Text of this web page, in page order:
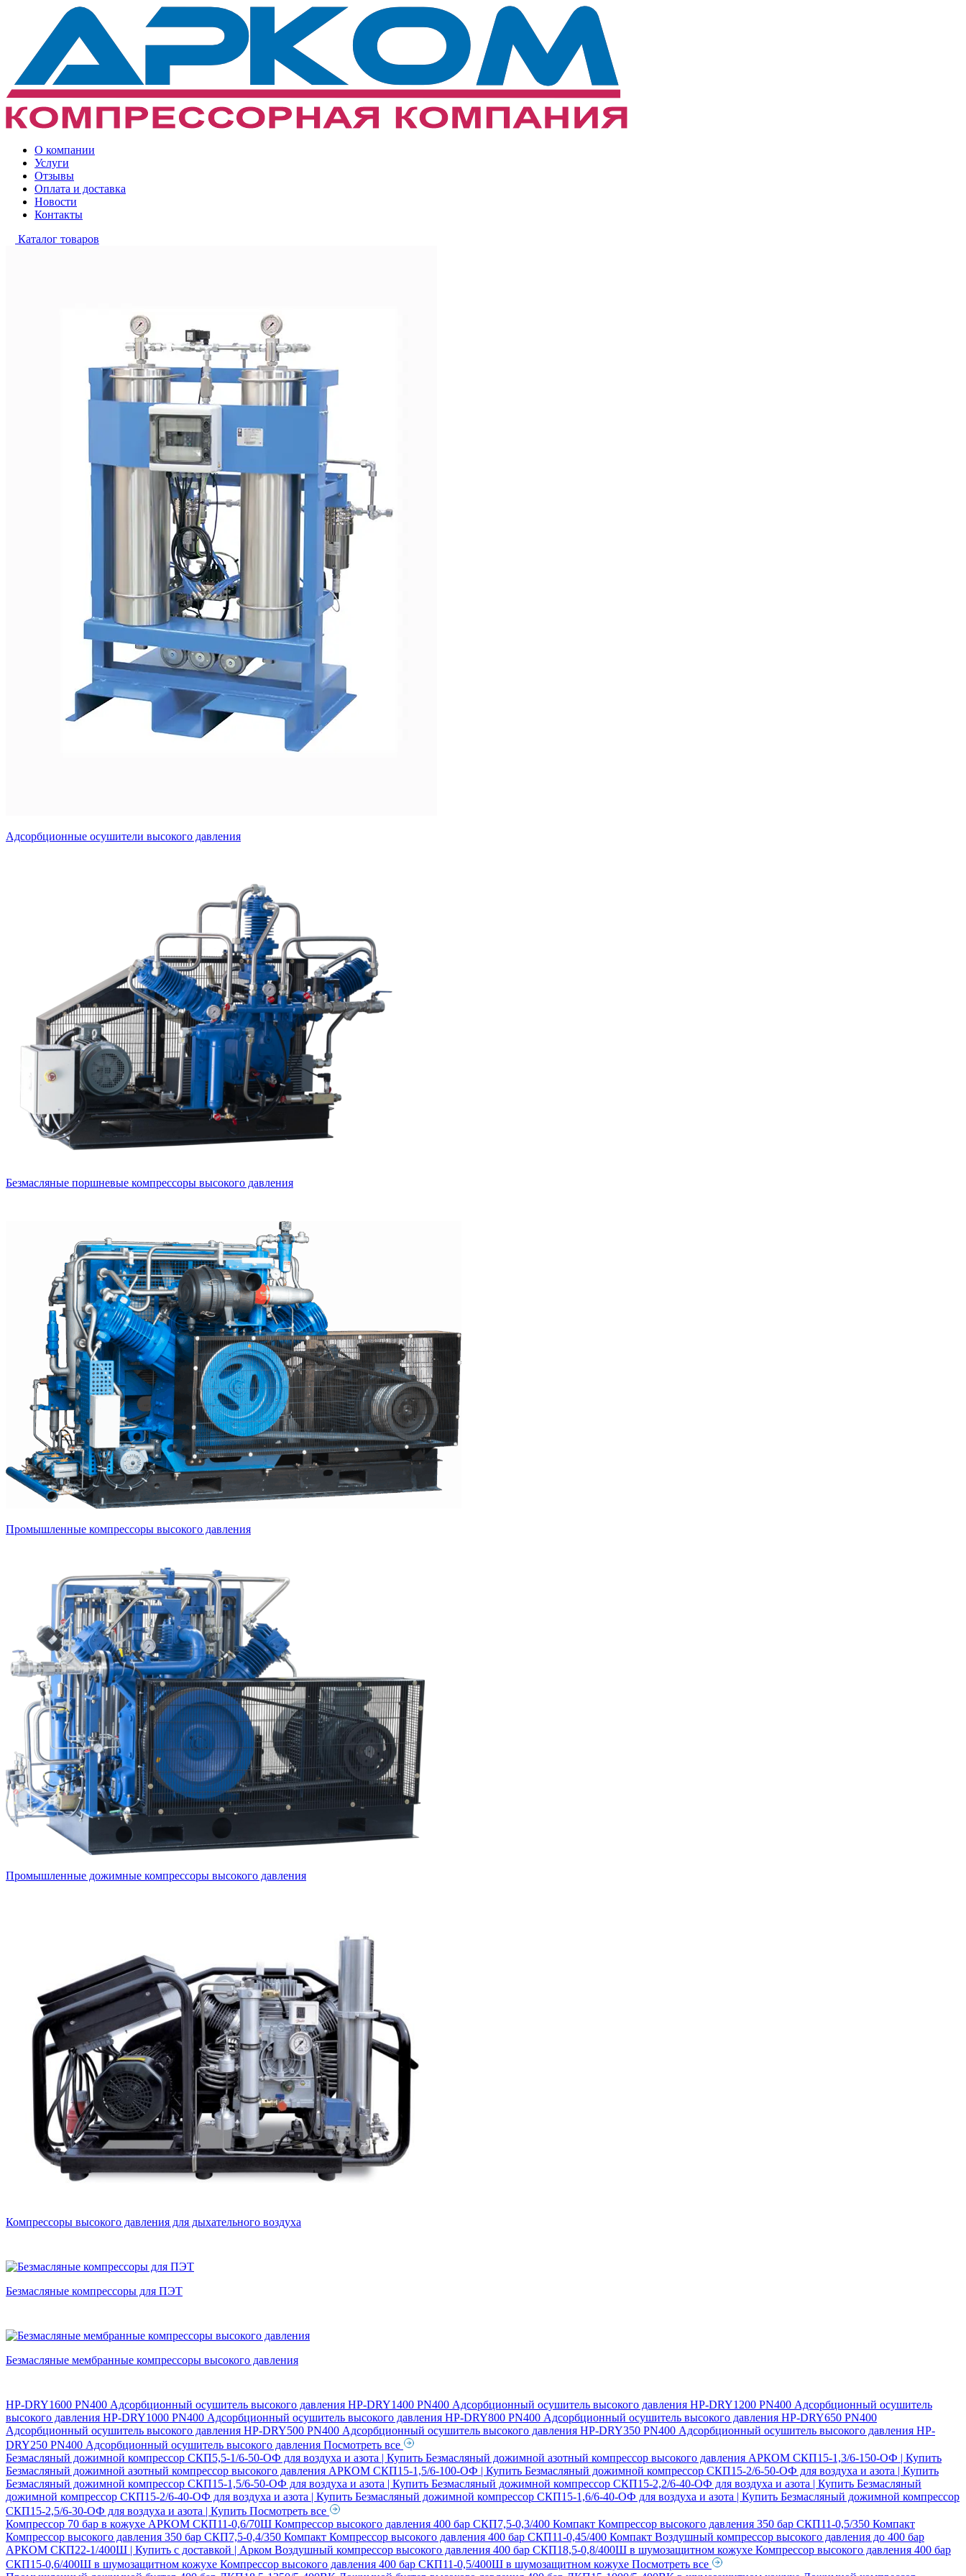
О компании
Услуги
Отзывы
Оплата и доставка
Новости
Контакты
Каталог товаров
Адсорбционные осушители высокого давления
Безмасляные поршневые компрессоры высокого давления
Промышленные компрессоры высокого давления
Промышленные дожимные компрессоры высокого давления
Компрессоры высокого давления для дыхательного воздуха
Безмасляные компрессоры для ПЭТ
Безмасляные мембранные компрессоры высокого давления
HP-DRY1600 PN400 Адсорбционный осушитель высокого давления HP-DRY1400 PN400 Адсорбционный осушитель высокого давления HP-DRY1200 PN400 Адсорбционный осушитель
высокого давления HP-DRY1000 PN400 Адсорбционный осушитель высокого давления HP-DRY800 PN400 Адсорбционный осушитель высокого давления HP-DRY650 PN400
Адсорбционный осушитель высокого давления HP-DRY500 PN400 Адсорбционный осушитель высокого давления HP-DRY350 PN400 Адсорбционный осушитель высокого давления HP-
DRY250 PN400 Адсорбционный осушитель высокого давления Посмотреть все
Безмасляный дожимной компрессор СКП5,5-1/6-50-ОФ для воздуха и азота | Купить Безмасляный дожимной азотный компрессор высокого давления АРКОМ СКП15-1,3/6-150-ОФ | Купить
Безмасляный дожимной азотный компрессор высокого давления АРКОМ СКП15-1,5/6-100-ОФ | Купить Безмасляный дожимной компрессор СКП15-2/6-50-ОФ для воздуха и азота | Купить
Безмасляный дожимной компрессор СКП15-1,5/6-50-ОФ для воздуха и азота | Купить Безмасляный дожимной компрессор СКП15-2,2/6-40-ОФ для воздуха и азота | Купить Безмасляный
дожимной компрессор СКП15-2/6-40-ОФ для воздуха и азота | Купить Безмасляный дожимной компрессор СКП15-1,6/6-40-ОФ для воздуха и азота | Купить Безмасляный дожимной компрессор
СКП15-2,5/6-30-ОФ для воздуха и азота | Купить Посмотреть все
Компрессор 70 бар в кожухе АРКОМ СКП11-0,6/70Ш Компрессор высокого давления 400 бар СКП7,5-0,3/400 Компакт Компрессор высокого давления 350 бар СКП11-0,5/350 Компакт
Компрессор высокого давления 350 бар СКП7,5-0,4/350 Компакт Компрессор высокого давления 400 бар СКП11-0,45/400 Компакт Воздушный компрессор высокого давления до 400 бар
АРКОМ СКП22-1/400Ш | Купить с доставкой | Арком Воздушный компрессор высокого давления 400 бар СКП18,5-0,8/400Ш в шумозащитном кожухе Компрессор высокого давления 400 бар
СКП15-0,6/400Ш в шумозащитном кожухе Компрессор высокого давления 400 бар СКП11-0,5/400Ш в шумозащитном кожухе Посмотреть все